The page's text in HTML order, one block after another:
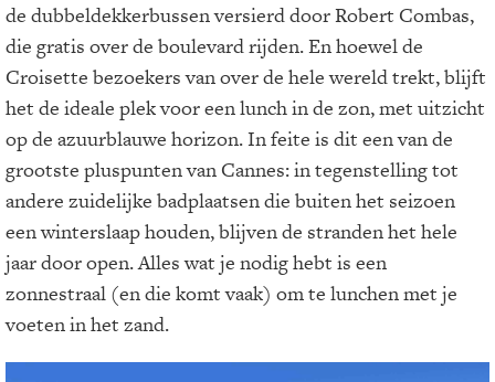
de dubbeldekkerbussen versierd door Robert Combas,
die gratis over de boulevard rijden. En hoewel de
Croisette bezoekers van over de hele wereld trekt, blijft
het de ideale plek voor een lunch in de zon, met uitzicht
op de azuurblauwe horizon. In feite is dit een van de
grootste pluspunten van Cannes: in tegenstelling tot
andere zuidelijke badplaatsen die buiten het seizoen
een winterslaap houden, blijven de stranden het hele
jaar door open. Alles wat je nodig hebt is een
zonnestraal (en die komt vaak) om te lunchen met je
voeten in het zand.